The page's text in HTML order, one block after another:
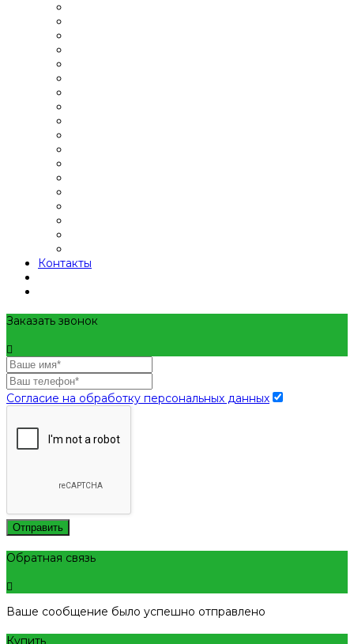
Контакты
Заказать звонок
Согласие на обработку персональных данных
Отправить
Обратная связь
Ваше сообщение было успешно отправлено
Купить